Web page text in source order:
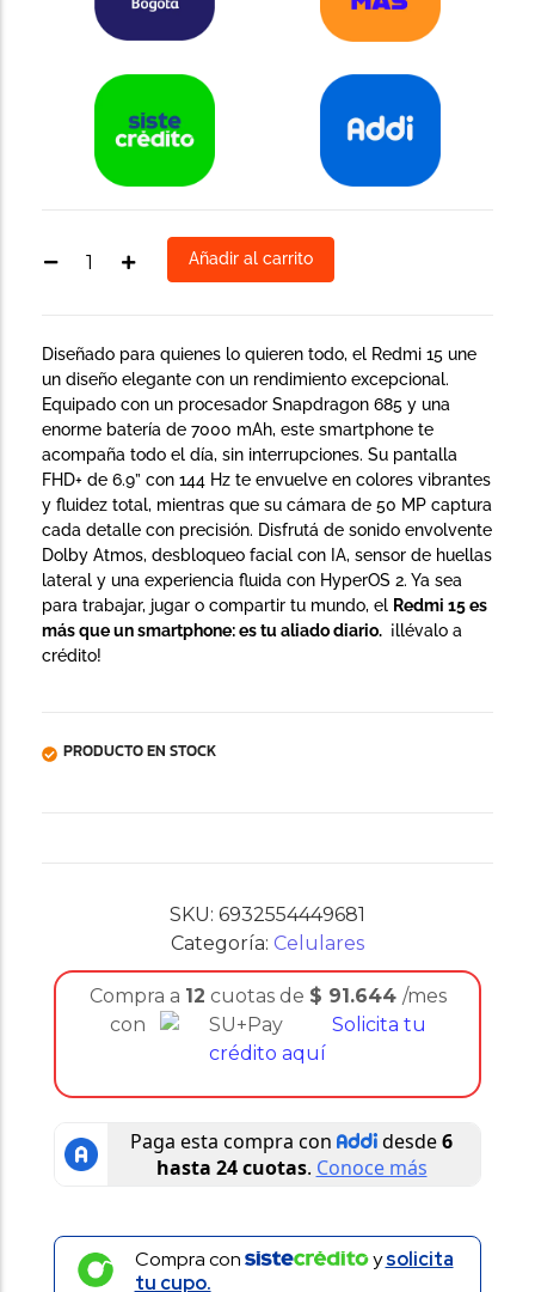
Añadir al carrito
Diseñado para quienes lo quieren todo, el Redmi 15 une
un diseño elegante con un rendimiento excepcional.
Equipado con un procesador Snapdragon 685 y una
enorme batería de 7000 mAh, este smartphone te
acompaña todo el día, sin interrupciones. Su pantalla
FHD+ de 6.9” con 144 Hz te envuelve en colores vibrantes
y fluidez total, mientras que su cámara de 50 MP captura
cada detalle con precisión. Disfrutá de sonido envolvente
Dolby Atmos, desbloqueo facial con IA, sensor de huellas
lateral y una experiencia fluida con HyperOS 2. Ya sea
para trabajar, jugar o compartir tu mundo, el Redmi 15 es
más que un smartphone: es tu aliado diario. ¡llévalo a
crédito!
PRODUCTO EN STOCK
SKU: 6932554449681
Categoría: Celulares
Compra a 12 cuotas de $ 91.644 /mes
con
Solicita tu
crédito aquí
Compra con ysolicita
tu cupo.